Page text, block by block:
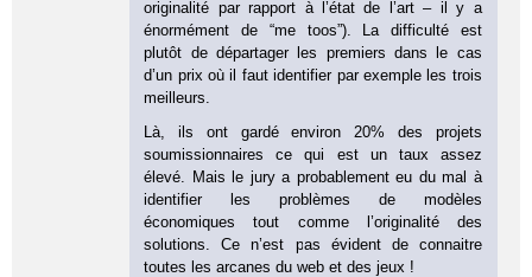
originalité par rapport à l’état de l’art – il y a
énormément de “me toos”). La difficulté est
plutôt de départager les premiers dans le cas
d’un prix où il faut identifier par exemple les trois
meilleurs.
Là, ils ont gardé environ 20% des projets
soumissionnaires ce qui est un taux assez
élevé. Mais le jury a probablement eu du mal à
identifier les problèmes de modèles
économiques tout comme l’originalité des
solutions. Ce n’est pas évident de connaitre
toutes les arcanes du web et des jeux !